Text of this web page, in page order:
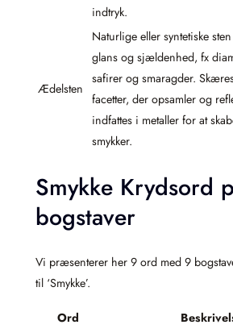
indtryk.
Ædelsten
Naturlige eller syntetiske
glans og sjældenhed, fx
safirer og smaragder.
facetter, der opsamler og
indfattes i metaller for at
smykker.
Smykke Krydsord
bogstaver
Vi præsenterer her 9 ord med 9
til ‘Smykke’.
Ord